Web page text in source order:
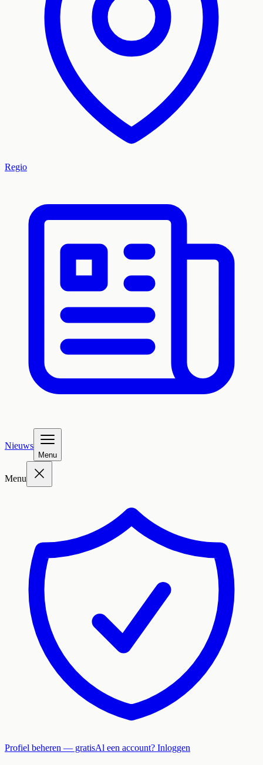
Regio
Nieuws
Menu
Menu
Profiel beheren — gratisAl een account? Inloggen